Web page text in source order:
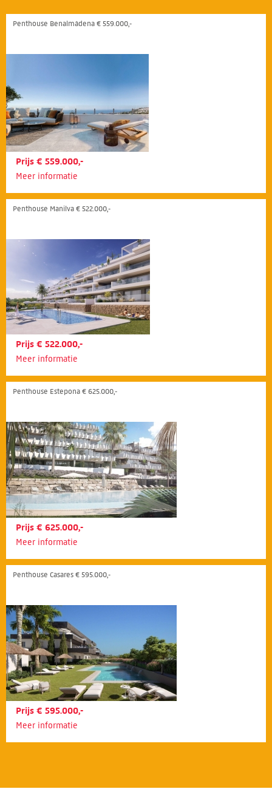
Penthouse Benalmádena € 559.000,-
Prijs € 559.000,-
Meer informatie
Penthouse Manilva € 522.000,-
Prijs € 522.000,-
Meer informatie
Penthouse Estepona € 625.000,-
Prijs € 625.000,-
Meer informatie
Penthouse Casares € 595.000,-
Prijs € 595.000,-
Meer informatie